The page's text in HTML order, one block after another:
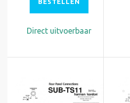
BESTELLEN
Direct uitvoerbaar